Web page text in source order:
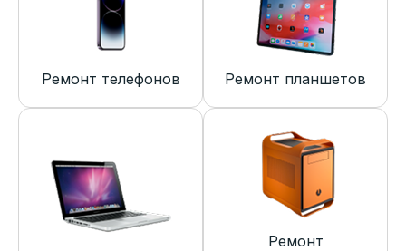
Ремонт телефонов Ремонт планшетов
Ремонт